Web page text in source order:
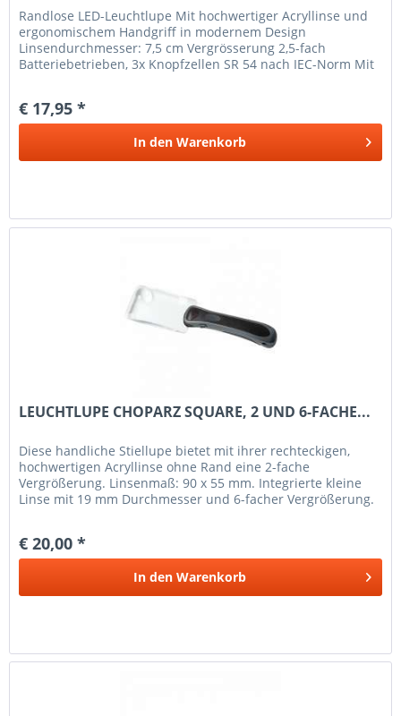
Randlose LED-Leuchtlupe Mit hochwertiger Acryllinse und
ergonomischem Handgriff in modernem Design
Linsendurchmesser: 7,5 cm Vergrösserung 2,5-fach
Batteriebetrieben, 3x Knopfzellen SR 54 nach IEC-Norm Mit
€ 17,95 *
In den Warenkorb
LEUCHTLUPE CHOPARZ SQUARE, 2 UND 6-FACHE...
Diese handliche Stiellupe bietet mit ihrer rechteckigen,
hochwertigen Acryllinse ohne Rand eine 2-fache
Vergrößerung. Linsenmaß: 90 x 55 mm. Integrierte kleine
Linse mit 19 mm Durchmesser und 6-facher Vergrößerung.
€ 20,00 *
In den Warenkorb